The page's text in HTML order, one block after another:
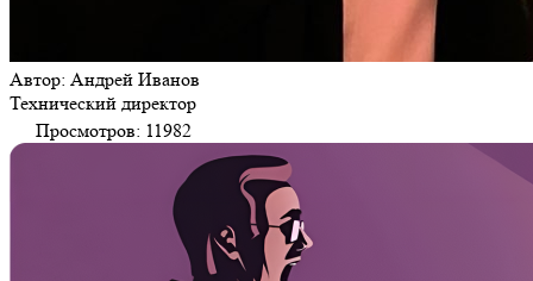
Автор: Андрей Иванов
Технический директор
Просмотров: 11982